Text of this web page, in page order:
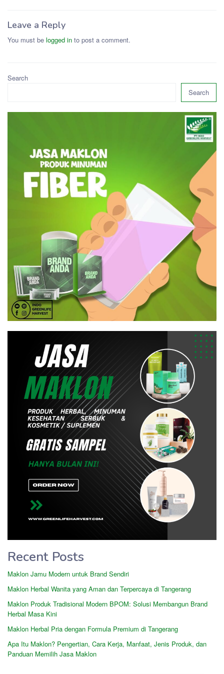
Leave a Reply
You must be logged in to post a comment.
Search
Search
Recent Posts
Maklon Jamu Modern untuk Brand Sendiri
Maklon Herbal Wanita yang Aman dan Terpercaya di Tangerang
Maklon Produk Tradisional Modern BPOM: Solusi Membangun Brand
Herbal Masa Kini
Maklon Herbal Pria dengan Formula Premium di Tangerang
Apa Itu Maklon? Pengertian, Cara Kerja, Manfaat, Jenis Produk, dan
Panduan Memilih Jasa Maklon